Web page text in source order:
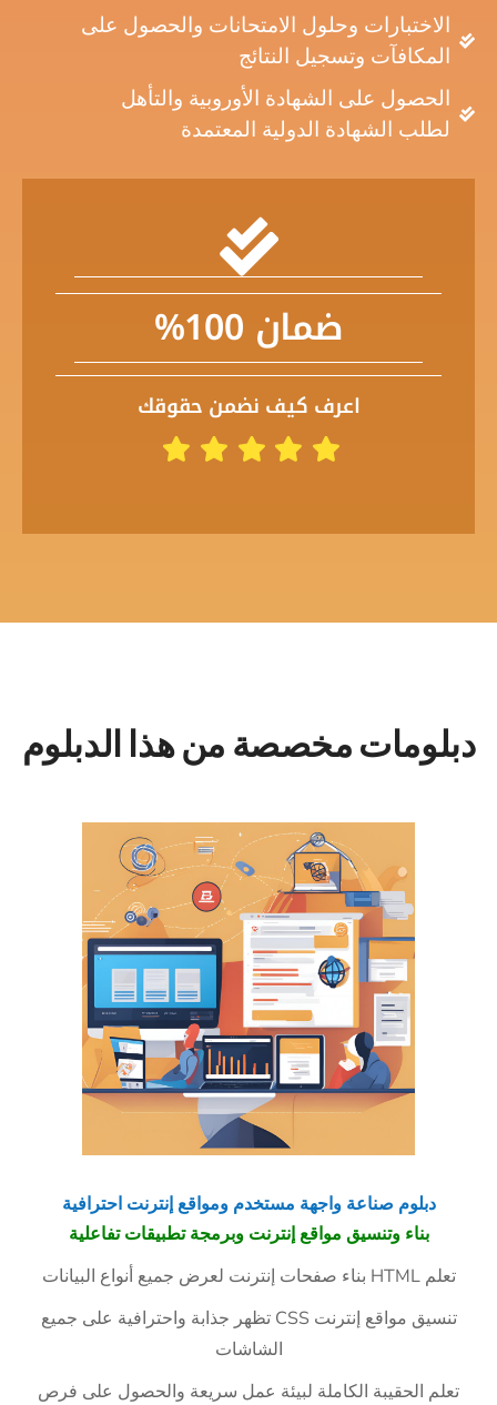
الاختبارات وحلول الامتحانات والحصول على
المكافآت وتسجيل النتائج
الحصول على الشهادة الأوروبية والتأهل
لطلب الشهادة الدولية المعتمدة
ضمان 100%
اعرف كيف نضمن حقوقك
دبلومات مخصصة من هذا الدبلوم
دبلوم صناعة واجهة مستخدم ومواقع إنترنت احترافية
بناء وتنسيق مواقع إنترنت وبرمجة تطبيقات تفاعلية
تعلم HTML بناء صفحات إنترنت لعرض جميع أنواع البيانات
تنسيق مواقع إنترنت CSS تظهر جذابة واحترافية على جميع
الشاشات
تعلم الحقيبة الكاملة لبيئة عمل سريعة والحصول على فرص